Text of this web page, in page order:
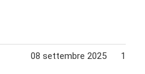
08 settembre 2025 14